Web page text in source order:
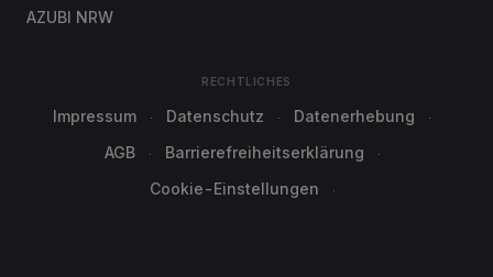
AZUBI NRW
RECHTLICHES
Impressum Datenschutz
Datenerhebung
AGB
Barrierefreiheitserklärung
Cookie-Einstellungen